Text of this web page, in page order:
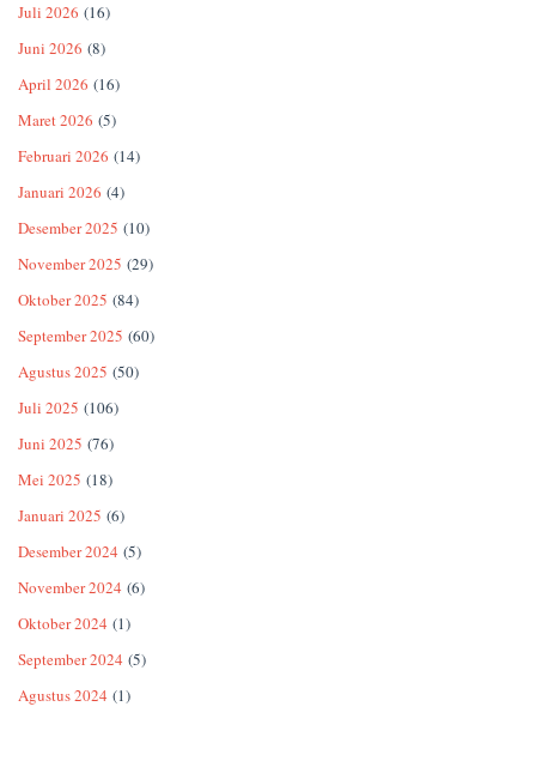
Juli 2026 (16)
Juni 2026 (8)
April 2026 (16)
Maret 2026 (5)
Februari 2026 (14)
Januari 2026 (4)
Desember 2025 (10)
November 2025 (29)
Oktober 2025 (84)
September 2025 (60)
Agustus 2025 (50)
Juli 2025 (106)
Juni 2025 (76)
Mei 2025 (18)
Januari 2025 (6)
Desember 2024 (5)
November 2024 (6)
Oktober 2024 (1)
September 2024 (5)
Agustus 2024 (1)